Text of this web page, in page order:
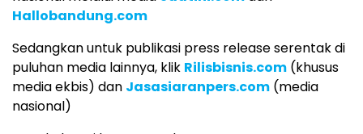
Hallobandung.com
Sedangkan untuk publikasi press release serentak di
puluhan media lainnya, klik Rilisbisnis.com (khusus
media ekbis) dan Jasasiaranpers.com (media
nasional)